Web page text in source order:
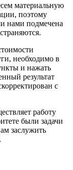
материальную
поэтому
нами подмечена
необходимо в
и нажать
результат
с
работу
были задачи
заслужить